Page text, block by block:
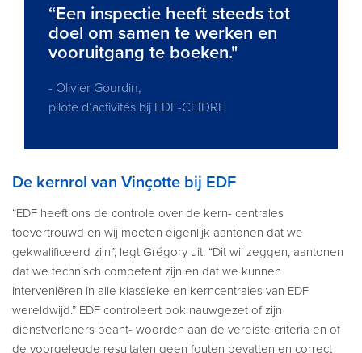
“Een inspectie heeft steeds tot
doel om samen te werken en
vooruitgang te boeken."
- Olivier Gourdin,
pilote d’activités bij EDF-CEIDRE
De kernrol van Vinçotte bij EDF
“EDF heeft ons de controle over de kern- centrales
toevertrouwd en wij moeten eigenlijk aantonen dat we
gekwalificeerd zijn”, legt Grégory uit. “Dit wil zeggen, aantonen
dat we technisch competent zijn en dat we kunnen
interveniëren in alle klassieke en kerncentrales van EDF
wereldwijd.” EDF controleert ook nauwgezet of zijn
dienstverleners beant- woorden aan de vereiste criteria en of
de voorgelegde resultaten geen fouten bevatten en correct